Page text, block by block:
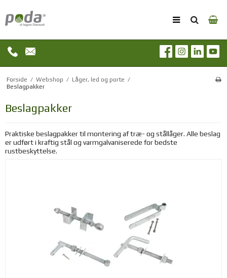
Forside / Webshop / Låger, led og porte /
Beslagpakker
Beslagpakker
Praktiske beslagpakker til montering af træ- og stållåger. Alle beslag
er udført i kraftig stål og varmgalvaniserede for bedste
rustbeskyttelse.